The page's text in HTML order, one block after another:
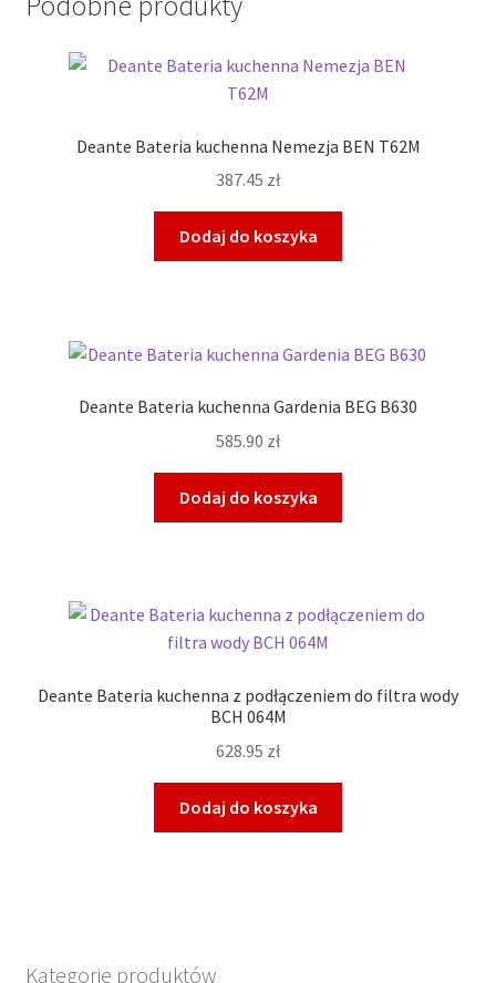
Deante Bateria kuchenna Nemezja BEN T62M
387.45 zł
Dodaj do koszyka
Deante Bateria kuchenna Gardenia BEG B630
585.90 zł
Dodaj do koszyka
Deante Bateria kuchenna z podłączeniem do filtra wody
BCH 064M
628.95 zł
Dodaj do koszyka
Kategorie produktów